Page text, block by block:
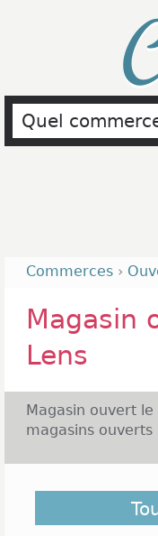
Commerces ›
Magasin
Lens
Magasin ouvert le
magasins
Découvrez
Courcelles Les